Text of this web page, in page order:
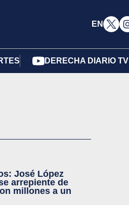
EN
DERECHA DIARIO TV
José López
arrepiente de
millones a un